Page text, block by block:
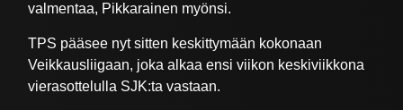
valmentaa, Pikkarainen myönsi.
TPS pääsee nyt sitten keskittymään kokonaan
Veikkausliigaan, joka alkaa ensi viikon keskiviikkona
vierasottelulla SJK:ta vastaan.